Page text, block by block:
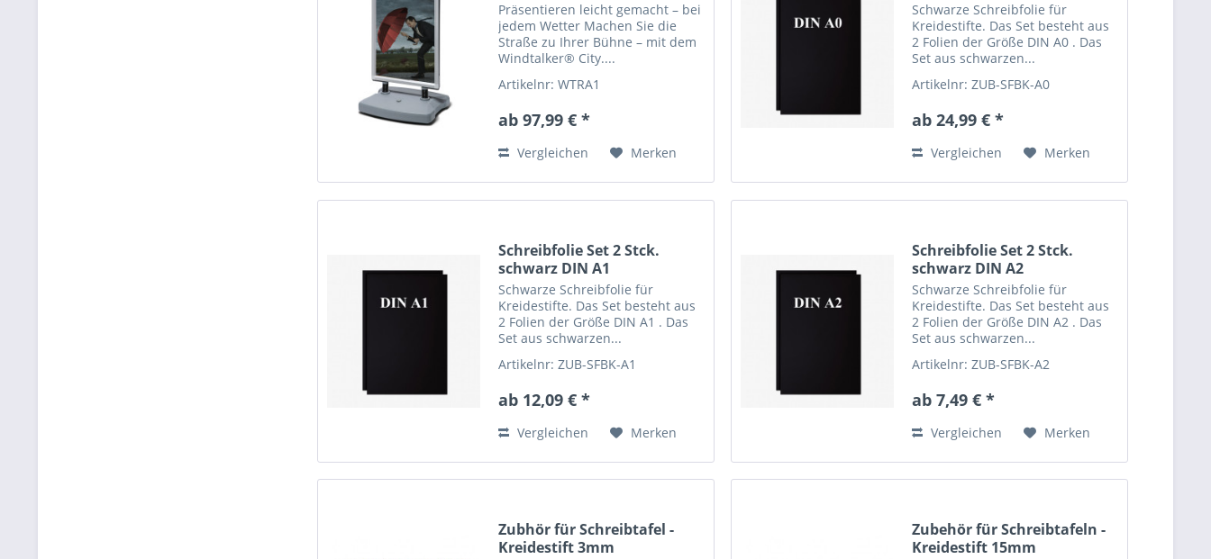
Präsentieren leicht gemacht – bei
jedem Wetter Machen Sie die
Straße zu Ihrer Bühne – mit dem
Windtalker® City....
Artikelnr: WTRA1
ab 97,99 € *
Vergleichen Merken
Schwarze Schreibfolie für
Kreidestifte. Das Set besteht aus
2 Folien der Größe DIN A0 . Das
Set aus schwarzen...
Artikelnr: ZUB-SFBK-A0
ab 24,99 € *
Vergleichen Merken
Schreibfolie Set 2 Stck.
schwarz DIN A1
Schwarze Schreibfolie für
Kreidestifte. Das Set besteht aus
2 Folien der Größe DIN A1 . Das
Set aus schwarzen...
Artikelnr: ZUB-SFBK-A1
ab 12,09 € *
Vergleichen Merken
Schreibfolie Set 2 Stck.
schwarz DIN A2
Schwarze Schreibfolie für
Kreidestifte. Das Set besteht aus
2 Folien der Größe DIN A2 . Das
Set aus schwarzen...
Artikelnr: ZUB-SFBK-A2
ab 7,49 € *
Vergleichen Merken
Zubhör für Schreibtafel -
Kreidestift 3mm
Zubehör für Schreibtafeln -
Kreidestift 15mm